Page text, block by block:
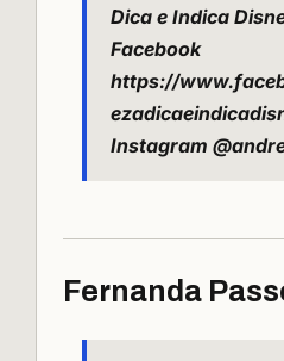
Dica e Indica
Facebook
https://
Instagram
Fernanda